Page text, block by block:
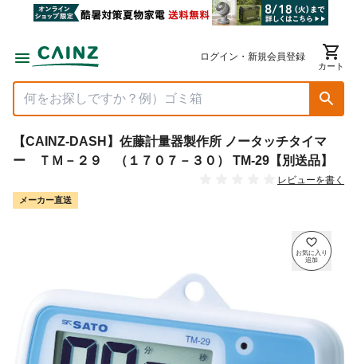
ログイン・新規会員登録
カート
【CAINZ-DASH】佐藤計量器製作所 ノータッチタイマ
ー ＴＭ－２９ （１７０７－３０） TM-29【別送品】
レビューを書く
メーカー直送